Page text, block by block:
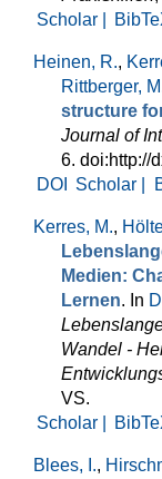
Scholar |
Heinen, R.,
Rittberger,
structure
Journal of
6. doi:http://
DOI
Scholar |
Kerres, M.,
Medien:
Lernen. In
Wandel -
VS.
Scholar |
Blees, I.,